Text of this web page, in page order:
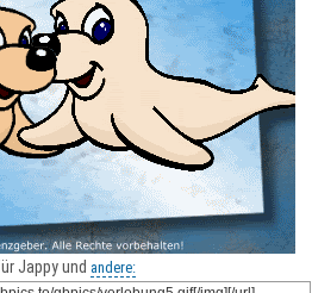
Jappy und andere: